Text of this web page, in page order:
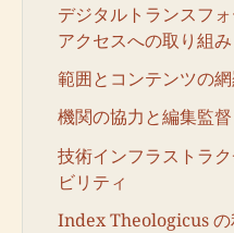
デジタルトランスフ
アクセスへの取り組み
範囲とコンテンツの
機関の協力と編集監督
技術インフラストラ
ビリティ
Index Theologicus の